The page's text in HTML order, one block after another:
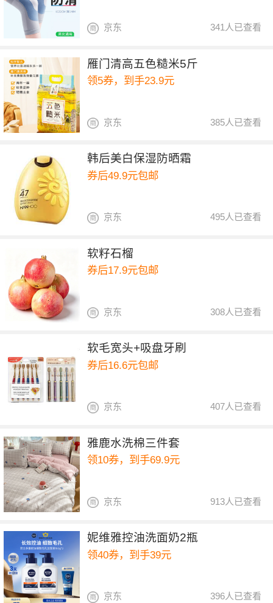
341人已查看
京东
雁门清高五色糙米5斤
领5券，到手23.9元
385人已查看
京东
韩后美白保湿防晒霜
券后49.9元包邮
495人已查看
京东
软籽石榴
券后17.9元包邮
308人已查看
京东
软毛宽头+吸盘牙刷
券后16.6元包邮
407人已查看
京东
雅鹿水洗棉三件套
领10券，到手69.9元
913人已查看
京东
妮维雅控油洗面奶2瓶
领40券，到手39元
396人已查看
京东